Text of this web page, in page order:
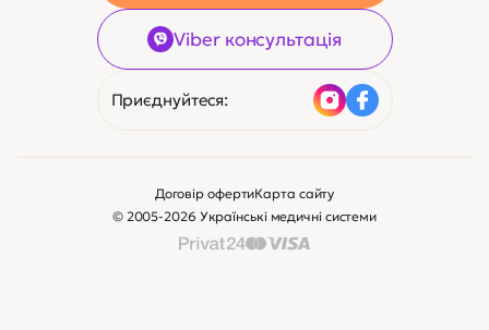
Viber консультація
Приєднуйтеся:
© 2005-2026 Українські медичні системи
Договір офертиКарта сайту